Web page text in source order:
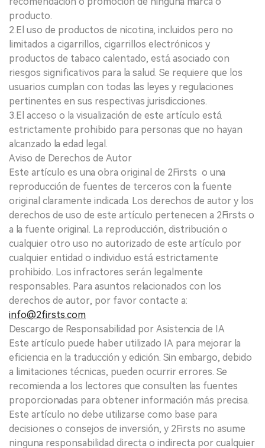
producto.
2.El uso de productos de nicotina, incluidos pero no
limitados a cigarrillos, cigarrillos electrónicos y
productos de tabaco calentado, está asociado con
riesgos significativos para la salud. Se requiere que los
usuarios cumplan con todas las leyes y regulaciones
pertinentes en sus respectivas jurisdicciones.
3.El acceso o la visualización de este artículo está
estrictamente prohibido para personas que no hayan
alcanzado la edad legal.
Aviso de Derechos de Autor
Este artículo es una obra original de 2Firsts o una
reproducción de fuentes de terceros con la fuente
original claramente indicada. Los derechos de autor y los
derechos de uso de este artículo pertenecen a 2Firsts o
a la fuente original. La reproducción, distribución o
cualquier otro uso no autorizado de este artículo por
cualquier entidad o individuo está estrictamente
prohibido. Los infractores serán legalmente
responsables. Para asuntos relacionados con los
derechos de autor, por favor contacte a:
info@2firsts.com
Descargo de Responsabilidad por Asistencia de IA
Este artículo puede haber utilizado IA para mejorar la
eficiencia en la traducción y edición. Sin embargo, debido
a limitaciones técnicas, pueden ocurrir errores. Se
recomienda a los lectores que consulten las fuentes
proporcionadas para obtener información más precisa.
Este artículo no debe utilizarse como base para
decisiones o consejos de inversión, y 2Firsts no asume
ninguna responsabilidad directa o indirecta por cualquier